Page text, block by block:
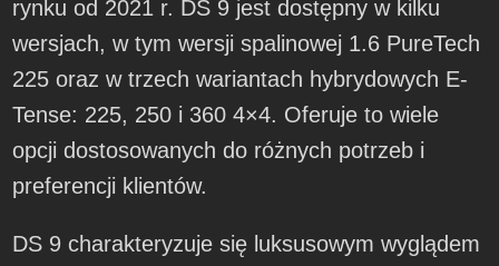
rynku od 2021 r. DS 9 jest dostępny w kilku
wersjach, w tym wersji spalinowej 1.6 PureTech
225 oraz w trzech wariantach hybrydowych E-
Tense: 225, 250 i 360 4×4. Oferuje to wiele
opcji dostosowanych do różnych potrzeb i
preferencji klientów.
DS 9 charakteryzuje się luksusowym wyglądem